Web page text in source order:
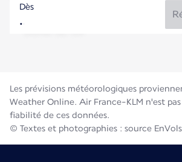
Cameroun
Dès
Les prévisions météorologiques
Weather Online. Air France-KLM n'est
fiabilité de ces données.
© Textes et photographies : source EnVols